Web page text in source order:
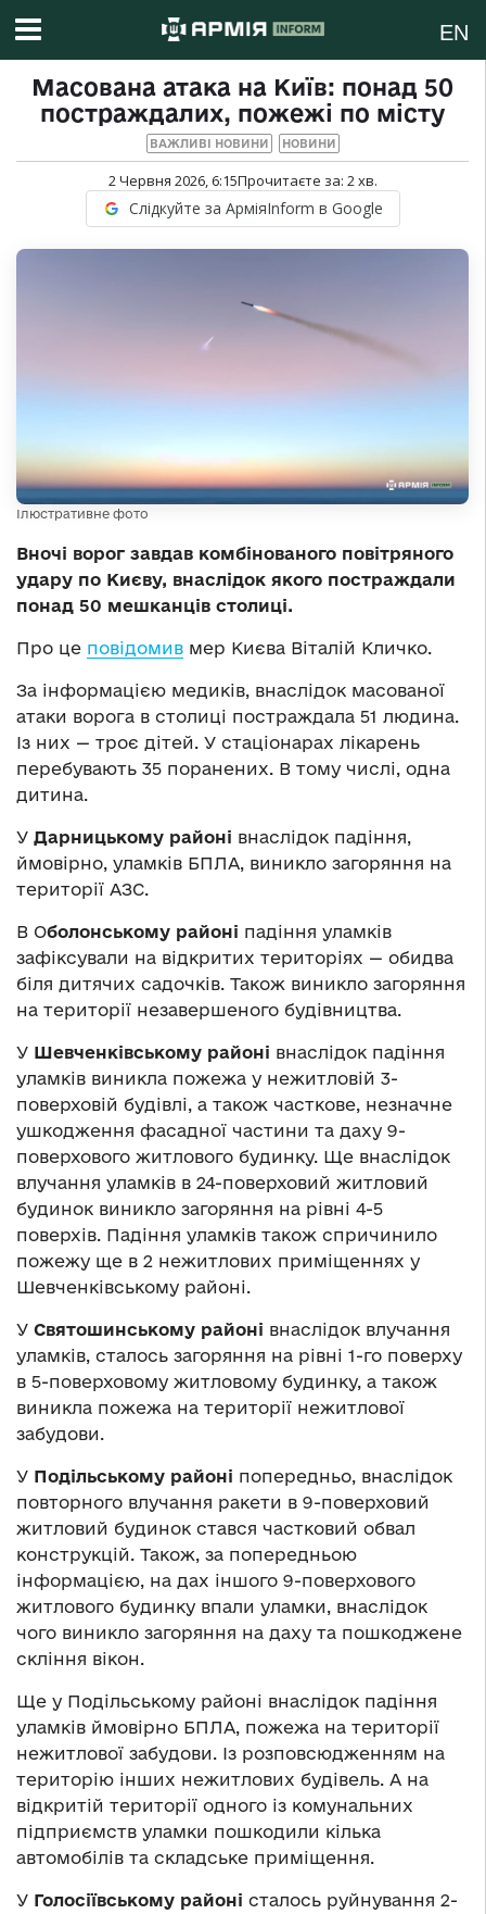
EN
Масована атака на Київ: понад 50
постраждалих, пожежі по місту
ВАЖЛИВІ НОВИНИ НОВИНИ
2 Червня 2026, 6:15Прочитаєте за: 2хв.
Слідкуйте за АрміяInform в Google
Ілюстративне фото
Вночі ворог завдав комбінованого повітряного
удару по Києву, внаслідок якого постраждали
понад 50 мешканців столиці.
Про це повідомив мер Києва Віталій Кличко.
За інформацією медиків, внаслідок масованої
атаки ворога в столиці постраждала 51 людина.
Із них — троє дітей. У стаціонарах лікарень
перебувають 35 поранених. В тому числі, одна
дитина.
У Дарницькому районі внаслідок падіння,
ймовірно, уламків БПЛА, виникло загоряння на
території АЗС.
В Оболонському районі падіння уламків
зафіксували на відкритих територіях — обидва
біля дитячих садочків. Також виникло загоряння
на території незавершеного будівництва.
У Шевченківському районі внаслідок падіння
уламків виникла пожежа у нежитловій 3-
поверховій будівлі, а також часткове, незначне
ушкодження фасадної частини та даху 9-
поверхового житлового будинку. Ще внаслідок
влучання уламків в 24-поверховий житловий
будинок виникло загоряння на рівні 4-5
поверхів. Падіння уламків також спричинило
пожежу ще в 2 нежитлових приміщеннях у
Шевченківському районі.
У Святошинському районі внаслідок влучання
уламків, сталось загоряння на рівні 1-го поверху
в 5-поверховому житловому будинку, а також
виникла пожежа на території нежитлової
забудови.
У Подільському районі попередньо, внаслідок
повторного влучання ракети в 9-поверховий
житловий будинок стався частковий обвал
конструкцій. Також, за попередньою
інформацією, на дах іншого 9-поверхового
житлового будинку впали уламки, внаслідок
чого виникло загоряння на даху та пошкоджене
скління вікон.
Ще у Подільському районі внаслідок падіння
уламків ймовірно БПЛА, пожежа на території
нежитлової забудови. Із розповсюдженням на
територію інших нежитлових будівель. А на
відкритій території одного із комунальних
підприємств уламки пошкодили кілька
автомобілів та складське приміщення.
У Голосіївському районі сталось руйнування 2-